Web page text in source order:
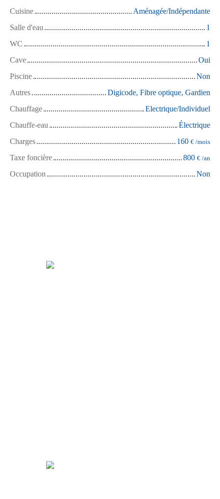
Cuisine
Aménagée/Indépendante
Salle d'eau
1
WC
1
Cave
Oui
Piscine
Non
Autres
Digicode, Fibre optique, Gardien
Chauffage
Electrique/Individuel
Chauffe-eau
Électrique
Charges
160 € /mois
Taxe foncière 800 € /an
Occupation Non